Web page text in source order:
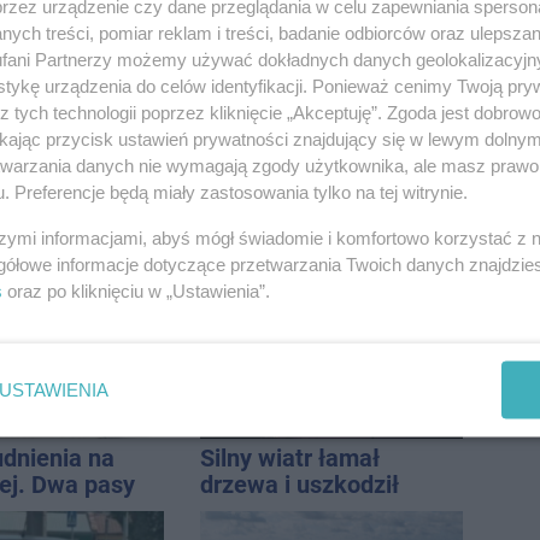
zł
z
zagrała na
Muzyczny
Autobusy wróciły na
Cegielną. Koniec
remontu zatok
na
Dwa pasy
przyczepa od
Silny wiatr łamał
drzewa i uszkodził
dach. To nie koniec
urządzenie czy dane przeglądania w celu zapewniania
treści, pomiar reklam i treści, badanie odbiorców oraz
Partnerzy możemy używać dokładnych danych
urządzenia do celów identyfikacji. Ponieważ cenimy Twoją
tych technologii poprzez kliknięcie „Akceptuję”. Zgoda jest
przycisk ustawień prywatności znajdujący się w lewym
danych nie wymagają zgody użytkownika, ale masz
Preferencje będą miały zastosowania tylko na tej witrynie.
informacjami, abyś mógł świadomie i komfortowo korzystać z
informacje dotyczące przetwarzania Twoich danych
oraz po kliknięciu w „Ustawienia”.
USTAWIENIA